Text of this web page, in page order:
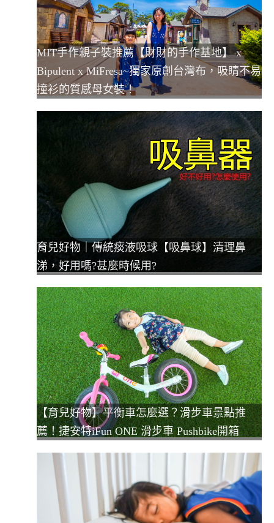
MIT手作親子裝推薦【財財的手作基地】 x
Bipulent x MiFresa~獨家原創台灣布，吸睛不易
撞衫的質感母女裝！
育兒好物｜傳統痰液吸球【吸鼻球】清理鼻
涕，好用嗎?甚麼時候用?
【育兒好物】平衡車怎麼選？滑步車景點推
薦！捷安特iFun ONE 滑步車 Pushbike開箱